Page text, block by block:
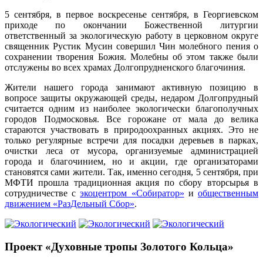
5 сентября, в первое воскресенье сентября, в Георгиевском
приходе по окончании Божественной литургии
ответственный за экологическую работу в церковном округе
священник Рустик Мусин совершил Чин молебного пения о
сохранении творения Божия. Молебны об этом также были
отслужены во всех храмах Долгопрудненского благочиния.
Жители нашего города занимают активную позицию в
вопросе защиты окружающей среды, недаром Долгопрудный
считается одним из наиболее экологически благополучных
городов Подмосковья. Все горожане от мала до велика
стараются участвовать в природоохранных акциях. Это не
только регулярные встречи для посадки деревьев в парках,
очистки леса от мусора, организуемые администрацией
города и благочинием, но и акции, где организаторами
становятся сами жители. Так, именно сегодня, 5 сентября, при
МФТИ прошла традиционная акция по сбору вторсырья в
сотрудничестве сэкоцентром «Собиратор» иобщественным
движением «РазДельный Сбор».
Проект «Духовные тропы Золотого Кольца»